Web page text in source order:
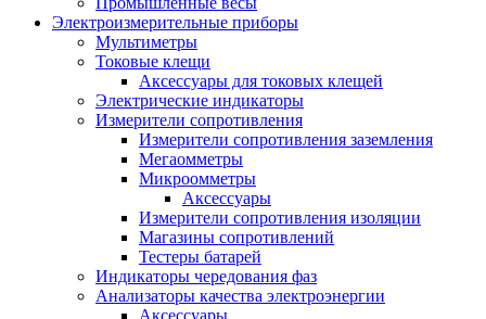
Электроизмерительные приборы
Мультиметры
Токовые клещи
Аксессуары для токовых клещей
Электрические индикаторы
Измерители сопротивления
Измерители сопротивления заземления
Мегаомметры
Микроомметры
Аксессуары
Измерители сопротивления изоляции
Магазины сопротивлений
Тестеры батарей
Индикаторы чередования фаз
Анализаторы качества электроэнергии
Аксессуары